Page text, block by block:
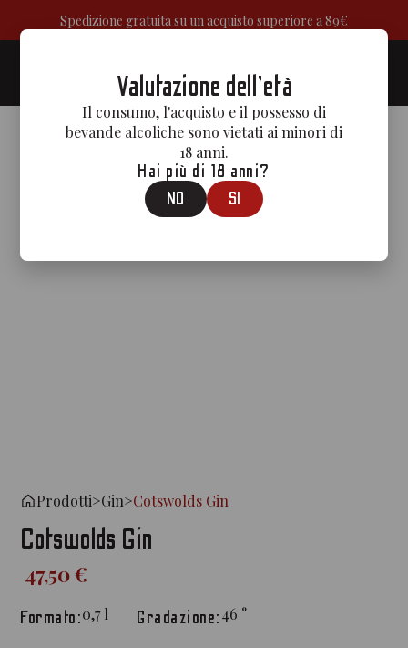
Spedizione gratuita su un acquisto superiore a 89€
Valutazione dell'età
Il consumo, l'acquisto e il possesso di
bevande alcoliche sono vietati ai minori di
18 anni.
Hai più di 18 anni?
NO
SI
Prodotti>Gin>Cotswolds Gin
Cotswolds Gin
47,50 €
Formato:0,7 l Gradazione:46 °